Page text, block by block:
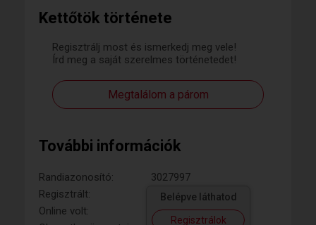
Kettőtök története
Regisztrálj most és ismerkedj meg vele!
Írd meg a saját szerelmes történetedet!
Megtalálom a párom
További információk
Randiazonosító:
3027997
Regisztrált:
Online volt:
Belépve láthatod
Regisztrálok